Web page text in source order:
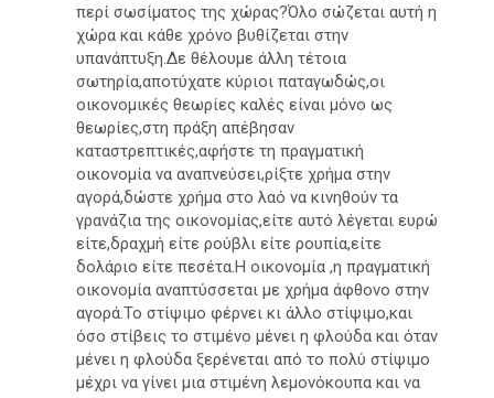
περί σωσίματος της χώρας?Όλο σώζεται αυτή η
χώρα και κάθε χρόνο βυθίζεται στην
υπανάπτυξη.Δε θέλουμε άλλη τέτοια
σωτηρία,αποτύχατε κύριοι παταγωδώς,οι
οικονομικές θεωρίες καλές είναι μόνο ως
θεωρίες,στη πράξη απέβησαν
καταστρεπτικές,αφήστε τη πραγματική
οικονομία να αναπνεύσει,ρίξτε χρήμα στην
αγορά,δώστε χρήμα στο λαό να κινηθούν τα
γρανάζια της οικονομίας,είτε αυτό λέγεται ευρώ
είτε,δραχμή είτε ρούβλι είτε ρουπία,είτε
δολάριο είτε πεσέτα.Η οικονομία ,η πραγματική
οικονομία αναπτύσσεται με χρήμα άφθονο στην
αγορά.Το στίψιμο φέρνει κι άλλο στίψιμο,και
όσο στίβεις το στιμένο μένει η φλούδα και όταν
μένει η φλούδα ξερένεται από το πολύ στίψιμο
μέχρι να γίνει μια στιμένη λεμονόκουπα και να